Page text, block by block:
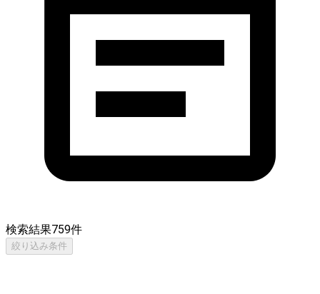
検索結果759件
絞り込み条件